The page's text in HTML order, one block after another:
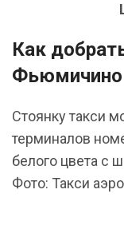
Как
Фьюмичино
Стоянку такси
терминалов
белого цвета с
Фото: Такси